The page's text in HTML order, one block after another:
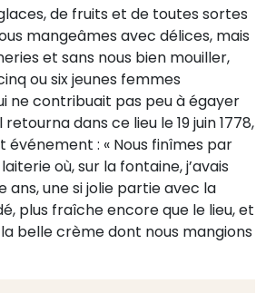
de fruits et de toutes sortes
mangeâmes avec délices, mais
et sans nous bien mouiller,
ou six jeunes femmes
ne contribuait pas peu à égayer
retourna dans ce lieu le 19 juin 1778,
: « Nous finîmes par
où, sur la fontaine, j’avais
ans, une si jolie partie avec la
plus fraîche encore que le lieu, et
belle crème dont nous mangions